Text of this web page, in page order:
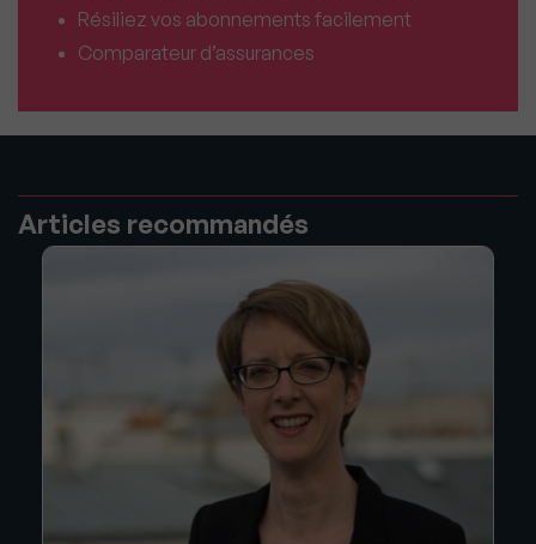
Résiliez vos abonnements facilement
Comparateur d’assurances
Articles recommandés